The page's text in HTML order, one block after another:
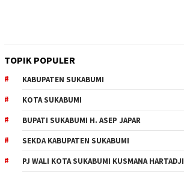
TOPIK POPULER
KABUPATEN SUKABUMI
KOTA SUKABUMI
BUPATI SUKABUMI H. ASEP JAPAR
SEKDA KABUPATEN SUKABUMI
PJ WALI KOTA SUKABUMI KUSMANA HARTADJI